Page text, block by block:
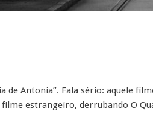
de Antonia”. Fala sério: aquele
estrangeiro, derrubando O